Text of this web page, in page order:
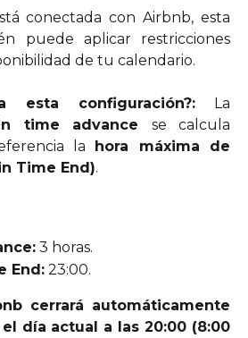
conectada con Airbnb, esta
puede aplicar restricciones
de tu calendario.
esta configuración?: La
time advance se calcula
la
hora máxima de
Time End).
3 horas.
End: 23:00.
cerrará automáticamente
el día actual a las 20:00 (8:00